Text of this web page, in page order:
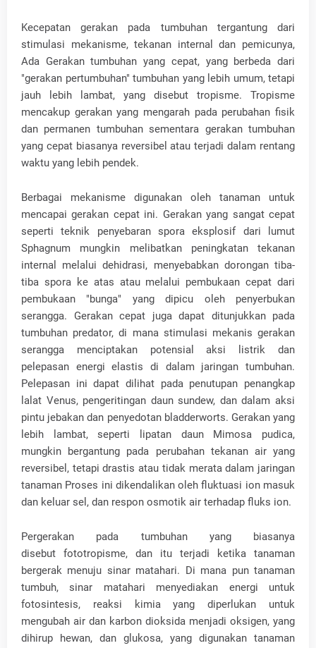
Kecepatan gerakan pada tumbuhan tergantung dari
stimulasi mekanisme, tekanan internal dan pemicunya,
Ada Gerakan tumbuhan yang cepat, yang berbeda dari
"gerakan pertumbuhan" tumbuhan yang lebih umum, tetapi
jauh lebih lambat, yang disebut tropisme. Tropisme
mencakup gerakan yang mengarah pada perubahan fisik
dan permanen tumbuhan sementara gerakan tumbuhan
yang cepat biasanya reversibel atau terjadi dalam rentang
waktu yang lebih pendek.
Berbagai mekanisme digunakan oleh tanaman untuk
mencapai gerakan cepat ini. Gerakan yang sangat cepat
seperti teknik penyebaran spora eksplosif dari lumut
Sphagnum mungkin melibatkan peningkatan tekanan
internal melalui dehidrasi, menyebabkan dorongan tiba-
tiba spora ke atas atau melalui pembukaan cepat dari
pembukaan "bunga" yang dipicu oleh penyerbukan
serangga. Gerakan cepat juga dapat ditunjukkan pada
tumbuhan predator, di mana stimulasi mekanis gerakan
serangga menciptakan potensial aksi listrik dan
pelepasan energi elastis di dalam jaringan tumbuhan.
Pelepasan ini dapat dilihat pada penutupan penangkap
lalat Venus, pengeritingan daun sundew, dan dalam aksi
pintu jebakan dan penyedotan bladderworts. Gerakan yang
lebih lambat, seperti lipatan daun Mimosa pudica,
mungkin bergantung pada perubahan tekanan air yang
reversibel, tetapi drastis atau tidak merata dalam jaringan
tanaman Proses ini dikendalikan oleh fluktuasi ion masuk
dan keluar sel, dan respon osmotik air terhadap fluks ion.
Pergerakan pada tumbuhan yang biasanya
disebut fototropisme, dan itu terjadi ketika tanaman
bergerak menuju sinar matahari. Di mana pun tanaman
tumbuh, sinar matahari menyediakan energi untuk
fotosintesis, reaksi kimia yang diperlukan untuk
mengubah air dan karbon dioksida menjadi oksigen, yang
dihirup hewan, dan glukosa, yang digunakan tanaman